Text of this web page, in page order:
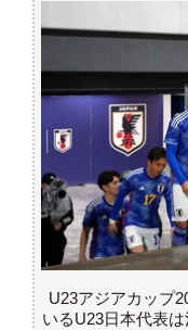
U23アジアカップ
いるU23日本代表